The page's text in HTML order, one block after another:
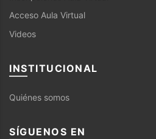
Acceso Aula Virtual
Videos
INSTITUCIONAL
Quiénes somos
SÍGUENOS EN